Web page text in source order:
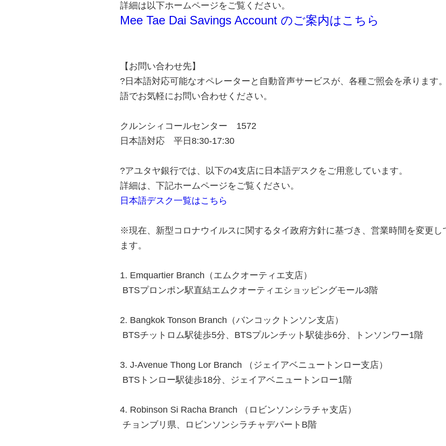
詳細は以下ホームページをご覧ください。
Mee Tae Dai Savings Account のご案内はこちら
【お問い合わせ先】
?日本語対応可能なオペレーターと自動音声サービスが、各種ご照会を承ります
語でお気軽にお問い合わせください。
クルンシィコールセンター 1572
日本語対応 平日8:30-17:30
?アユタヤ銀行では、以下の4支店に日本語デスクをご用意しています。
詳細は、下記ホームページをご覧ください。
日本語デスク一覧はこちら
※現在、新型コロナウイルスに関するタイ政府方針に基づき、営業時間を変更し
ます。
1. Emquartier Branch（エムクオーティエ支店）
BTSプロンポン駅直結エムクオーティエショッピングモール3階
2. Bangkok Tonson Branch（バンコックトンソン支店）
BTSチットロム駅徒歩5分、BTSプルンチット駅徒歩6分、トンソンワー1階
3. J-Avenue Thong Lor Branch （ジェイアベニュートンロー支店）
BTSトンロー駅徒歩18分、ジェイアベニュートンロー1階
4. Robinson Si Racha Branch （ロビンソンシラチャ支店）
チョンブリ県、ロビンソンシラチャデパートB階